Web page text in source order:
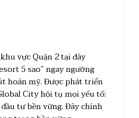
vực Quận 2 tại đây
5 sao” ngay ngưỡng
hoàn mỹ. Được phát triển
City hội tụ mọi yếu tố:
tư bền vững. Đây chính